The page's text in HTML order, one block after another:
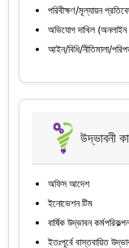
পরিবীক্ষণ/মূল্যায়ন
অভিযোগ দাখিল
আইন/বিধি/নীতিমালা/
উদ্ভাবনী
অফিস আদেশ
ইনোভেশন টিম
বার্ষিক উদ্ভাবন
ইতঃপূর্বে বাস্তবায়িত